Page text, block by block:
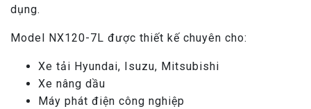
dụng.
Model NX120-7L được thiết kế chuyên cho:
Xe tải Hyundai, Isuzu, Mitsubishi
Xe nâng dầu
Máy phát điện công nghiệp